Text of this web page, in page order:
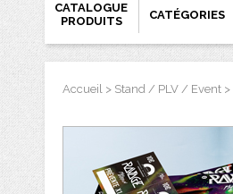
CATALOGUE
PRODUITS
CATÉGORIES
Accueil> Stand / PLV / Event>